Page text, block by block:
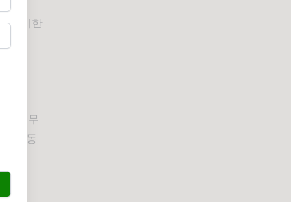
선시한
에서 무
행동